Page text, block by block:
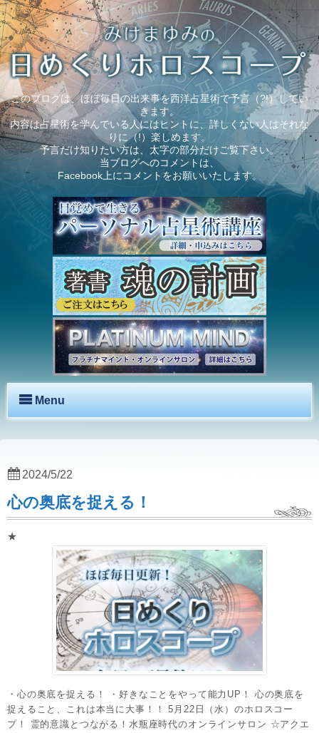
このブログは、ほぼ毎日の出来事を西洋占星術で予言（?!）してい
きます。
内容は占星術を学んでいる人にはヒントに、詳しくない人はそれな
りに（!）楽しめます。
予言だけ知りたい方は、太字の部分だけご覧下さい。
当ブログへのコメントは、
Facebook上にコメントをお願いいたします。
Menu
心の奥底を捉える！
★
・心の奥底を捉える！ ・好きなことをやって能力UP！ 心の奥底を
捉えること、これは本当に大事！！ 5月22日（水）のホロスコー
プ！ 霊的意識とつながる！水瓶座時代のオンラインサロン ☆アクエ
2024/5/22